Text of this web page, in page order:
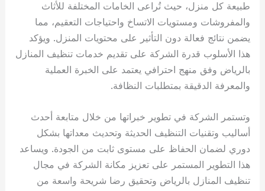
طبيعة كل منزل، حيث تُراعى الخامات المختلفة للأثاث
والمفروشات ومستويات الاتساخ واحتياجات التعقيم، مما
يضمن نتائج فعالة دون التأثير على محتويات المنزل. ويؤكد
هذا الأسلوب قدرة الشركة على تقديم خدمات تنظيف المنازل
بالرياض وفق منهج احترافي يعتمد على الخبرة العملية
والمعرفة الدقيقة بمتطلبات النظافة.
وتستمر الشركة في تطوير خبراتها من خلال متابعة أحدث
أساليب وتقنيات التنظيف الحديثة وتحديث معداتها بشكل
دوري لضمان الحفاظ على مستوى ثابت من الجودة. ويساعد
هذا التطوير المستمر على تعزيز مكانة الشركة في مجال
تنظيف المنازل بالرياض وتحقيق رضا شريحة واسعة من